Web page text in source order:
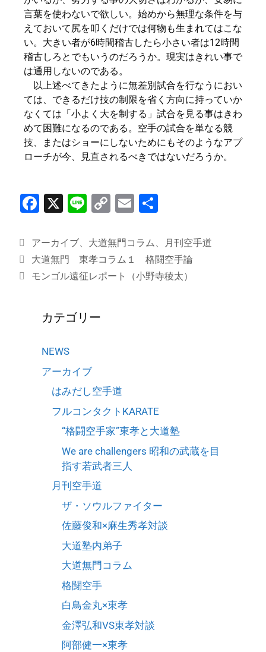
言葉を使わないで欲しい。始めから無理な条件を与
えておいて尻を叩くだけでは何物も生まれてはこな
い。大きい者が6時間稽古したら小さい者は12時間
稽古しろとでもいうのだろうか。現実はきれい事で
は通用しないのである。
以上述べてきたように無差別試合を行なうにおい
ては、できるだけ技の制限を省く方向に持っていか
なくては「小よく大を制する」試合を見る事はきわ
めて困難になるのである。空手の試合を単なる競
技、またはショーにしないためにもそのようなアプ
ローチが今、見直されるべきではないだろうか。
F
c
e
b
o
X
Li
e
C
p
y
Li
E
ai
アーカイブ、 大道無門コラム、
月刊空手道
大道無門 東孝コラム１ 格闘空手論
モンゴル遠征レポート（小野寺稜太）
カテゴリー
NEWS
アーカイブ
はみだし空手道
フルコンタクトKARATE
“格闘空手家”東孝と大道塾
We are challengers 昭和の武蔵を目
指す若武者三人
月刊空手道
ザ・ソウルファイター
佐藤俊和×麻生秀孝対談
大道塾内弟子
大道無門コラム
格闘空手
白鳥金丸×東孝
金澤弘和VS東孝対談
阿部健一×東孝